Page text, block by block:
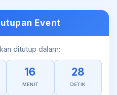
Event
ditutup dalam:
16
MENIT
28
DETIK